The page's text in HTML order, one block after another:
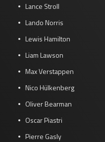
Lance Stroll
Lando Norris
Lewis Hamilton
Liam Lawson
Max Verstappen
Nico Hülkenberg
Oliver Bearman
Oscar Piastri
Pierre Gasly